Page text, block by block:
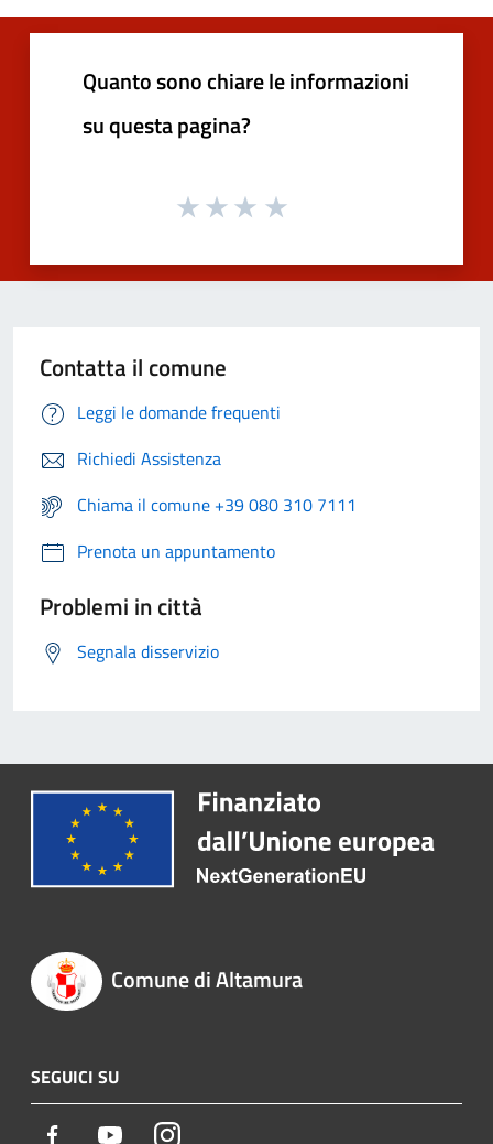
Quanto sono chiare le informazioni
su questa pagina?
Contatta il comune
Leggi le domande frequenti
Richiedi Assistenza
Chiama il comune +39 080 310 7111
Prenota un appuntamento
Problemi in città
Segnala disservizio
Comune di Altamura
SEGUICI SU
Facebook YoutubeInstagram